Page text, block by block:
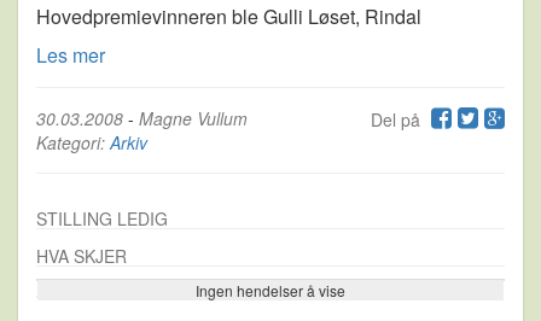
Hovedpremievinneren ble Gulli Løset, Rindal
Les mer
Del på
30.03.2008 - Magne Vullum
Kategori: Arkiv
STILLING LEDIG
HVA SKJER
Ingen hendelser å vise
Se flere…